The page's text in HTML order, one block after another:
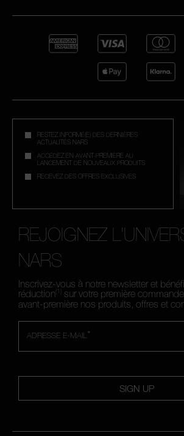
RESTEZ INFORMÉ(E) DES DERNIÈRES
ACTUALITÉS NARS
ACCÉDEZ EN AVANT-PREMIÈRE AU
LANCEMENT DE NOUVEAUX PRODUITS
RECEVEZ DES OFFRES EXCLUSIVES
REJOIGNEZ
NARS
Inscrivez-vous à notre newsletter et
réduction (1)
sur votre première
avant-première nos produits, offres et
*
ADRESSE E-MAIL
SIGN UP